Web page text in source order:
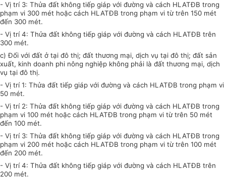
- Vị trí 3: Thửa đất không tiếp giáp với đường và cách HLATĐB trong
phạm vi 300 mét hoặc cách HLATĐB trong phạm vi từ trên 150 mét
đến 300 mét.
- Vị trí 4: Thửa đất không tiếp giáp với đường và cách HLATĐB trên
300 mét.
c) Đối với đất ở tại đô thị; đất thương mại, dịch vụ tại đô thị; đất sản
xuất, kinh doanh phi nông nghiệp không phải là đất thương mại, dịch
vụ tại đô thị.
- Vị trí 1: Thửa đất tiếp giáp với đường và cách HLATĐB trong phạm vi
50 mét.
- Vị trí 2: Thửa đất không tiếp giáp với đường và cách HLATĐB trong
phạm vi 100 mét hoặc cách HLATĐB trong phạm vi từ trên 50 mét
đến 100 mét.
- Vị trí 3: Thửa đất không tiếp giáp với đường và cách HLATĐB trong
phạm vi 200 mét hoặc cách HLATĐB trong phạm vi từ trên 100 mét
đến 200 mét.
- Vị trí 4: Thửa đất không tiếp giáp với đường và cách HLATĐB trên
200 mét.